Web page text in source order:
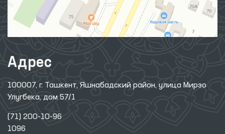
Адрес
100007, г. Ташкент, Яшнабадский район, улица Мирзо
Улугбека, дом 57/1
(71) 200-10-96
1096